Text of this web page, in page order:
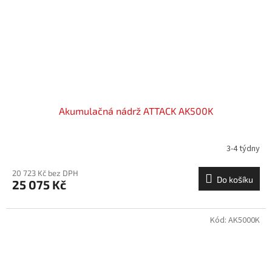
Akumulačná nádrž ATTACK AK500K
3-4 týdny
20 723 Kč bez DPH
25 075 Kč Do košíku
Kód: AK5000K